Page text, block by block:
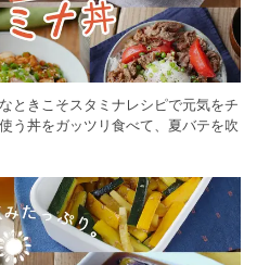
ときこそスタミナレシピで元気をチ
う丼をガッツリ食べて、夏バテを吹